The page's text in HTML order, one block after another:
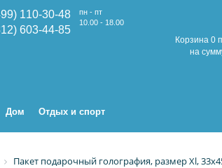
110-30-48
пн - пт
10.00 - 18.00
603-44-85
Корзина 0
на
Дом Отдых и спорт
Пакет подарочный голография, размер Xl,